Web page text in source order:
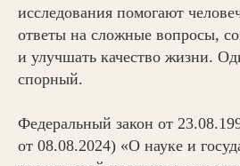
исследования помогают
ответы на сложные вопросы,
и улучшать качество жизни.
спорный.
Федеральный закон от
от 08.08.2024) «О науке и